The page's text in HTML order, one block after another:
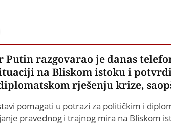
razgovarao je danas
na Bliskom istoku i
rješenju krize,
pomagati u potrazi za političkim i
pravednog i trajnog mira na Bliskom